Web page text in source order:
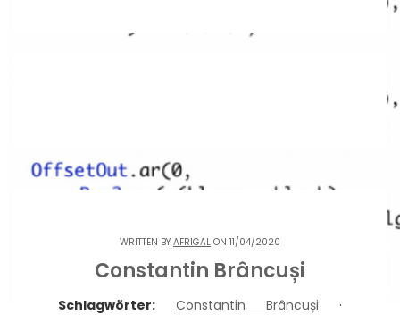
WRITTEN BY AFRIGAL ON 11/04/2020
Constantin Brâncuși
Schlagwörter: Constantin Brâncuși ·